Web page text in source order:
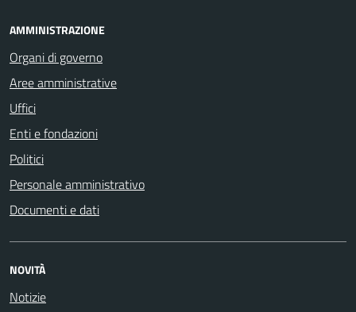
AMMINISTRAZIONE
Organi di governo
Aree amministrative
Uffici
Enti e fondazioni
Politici
Personale amministrativo
Documenti e dati
NOVITÀ
Notizie